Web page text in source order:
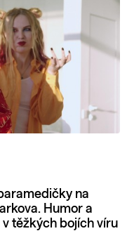
na
Humor a
těžkých bojích víru